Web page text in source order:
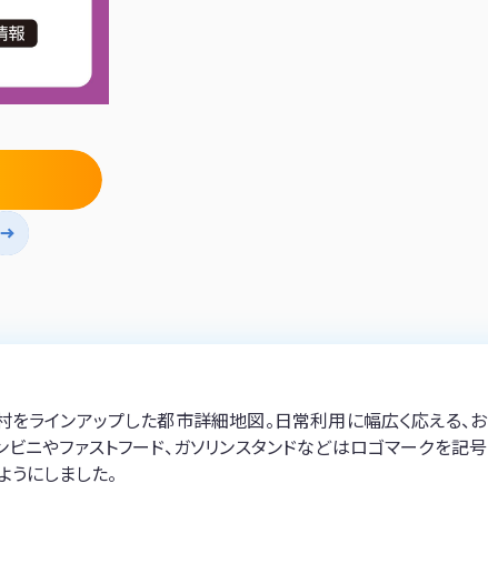
をラインアップした都市詳細地図。日常利用に幅広く応える、お
ニやファストフード、ガソリンスタンドなどはロゴマークを記号
にしました。